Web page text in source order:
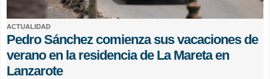
ACTUALIDAD
Pedro Sánchez comienza sus vacaciones de
verano en la residencia de La Mareta en
Lanzarote